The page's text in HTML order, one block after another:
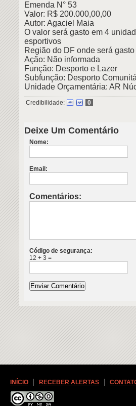
Emenda N° 53
Valor: R$ 200.000,00,00
Autor: Agaciel Maia
O valor será gasto em 4
esportivos
Região do DF onde será
Ação: Não informada
Função: Desporto e Lazer
Subfunção: Desporto
Unidade Orçamentária: AR
Credibilidade: 0
Deixe Um Comentário
Nome:
Email:
Comentários:
Código de segurança:
12 + 3 =
INÍCIO RECEBER ALERTAS